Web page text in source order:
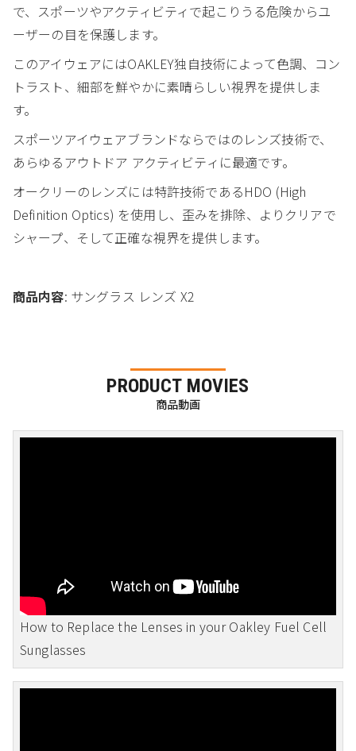
で、スポーツやアクティビティで起こりうる危険からユ
ーザーの目を保護します。
このアイウェアにはOAKLEY独自技術によって色調、コン
トラスト、細部を鮮やかに素晴らしい視界を提供しま
す。
スポーツアイウェアブランドならではのレンズ技術で、
あらゆるアウトドア アクティビティに最適です。
オークリーのレンズには特許技術であるHDO (High
Definition Optics) を使用し、歪みを排除、よりクリアで
シャープ、そして正確な視界を提供します。
商品内容: サングラス レンズ X2
PRODUCT MOVIES
商品動画
How to Replace the Lenses in your Oakley Fuel Cell
Sunglasses